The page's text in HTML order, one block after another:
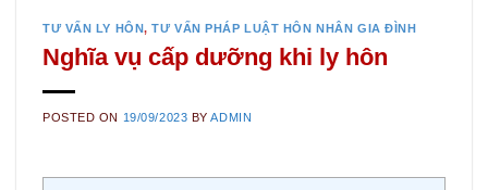
TƯ VẤN LY HÔN,TƯ VẤN PHÁP LUẬT HÔN NHÂN GIA ĐÌNH
Nghĩa vụ cấp dưỡng khi ly hôn
POSTED ON 19/09/2023 BYADMIN